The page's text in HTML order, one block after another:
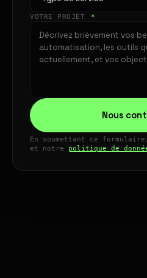
VOTRE PROJET *
Nous
En soumettant ce
et notre politique de